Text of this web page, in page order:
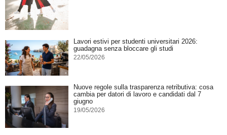
Lavori estivi per studenti universitari 2026:
guadagna senza bloccare gli studi
22/05/2026
Nuove regole sulla trasparenza retributiva: cosa
cambia per datori di lavoro e candidati dal 7
giugno
19/05/2026